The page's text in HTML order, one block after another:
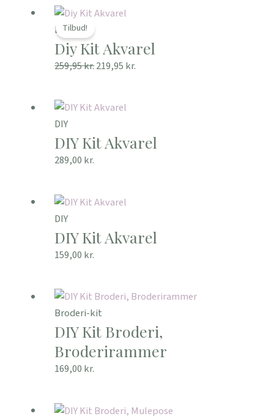
Tilbud!
DIY
Diy Kit Akvarel
259,95kr.
Den
pris
var:
219,95 kr.
pris
DIY
DIY Kit Akvarel
289,00 kr.
DIY
DIY Kit Akvarel
159,00 kr.
Broderi-kit
DIY Kit Broderi,
Broderirammer
169,00 kr.